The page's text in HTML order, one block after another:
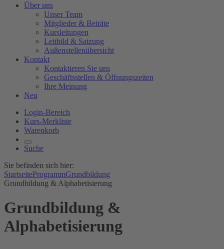
Über uns
Unser Team
Mitglieder & Beiräte
Kursleitungen
Leitbild & Satzung
Außenstellenübersicht
Kontakt
Kontaktieren Sie uns
Geschäftsstellen & Öffnungszeiten
Ihre Meinung
Neu
Login-Bereich
Kurs-Merkliste
Warenkorb
Suche
Sie befinden sich hier:
StartseiteProgrammGrundbildung
Grundbildung & Alphabetisierung
Grundbildung &
Alphabetisierung